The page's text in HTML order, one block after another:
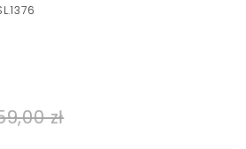
zł